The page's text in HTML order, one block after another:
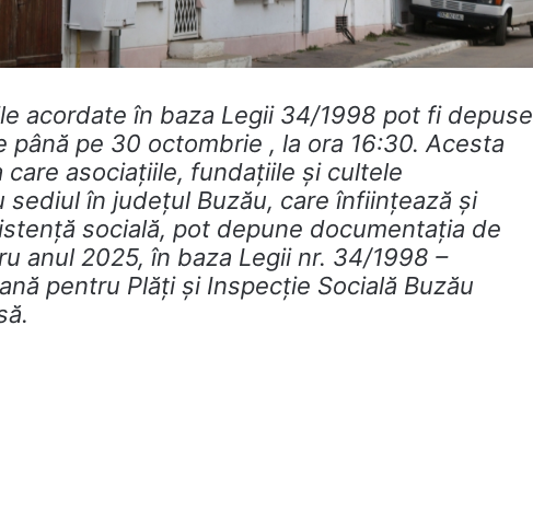
acordate în baza Legii 34/1998 pot fi depuse
până pe 30 octombrie , la ora 16:30. Acesta
asociațiile, fundațiile și cultele
sediul în județul Buzău, care înființează și
socială, pot depune documentația de
anul 2025, în baza Legii nr. 34/1998 –
pentru Plăţi și Inspecţie Socială Buzău